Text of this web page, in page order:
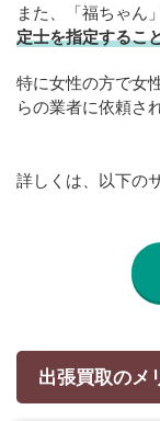
また、「福ちゃん
定士を指定するこ
特に女性の方で女
らの業者に依頼さ
詳しくは、以下の
出張買取のメ